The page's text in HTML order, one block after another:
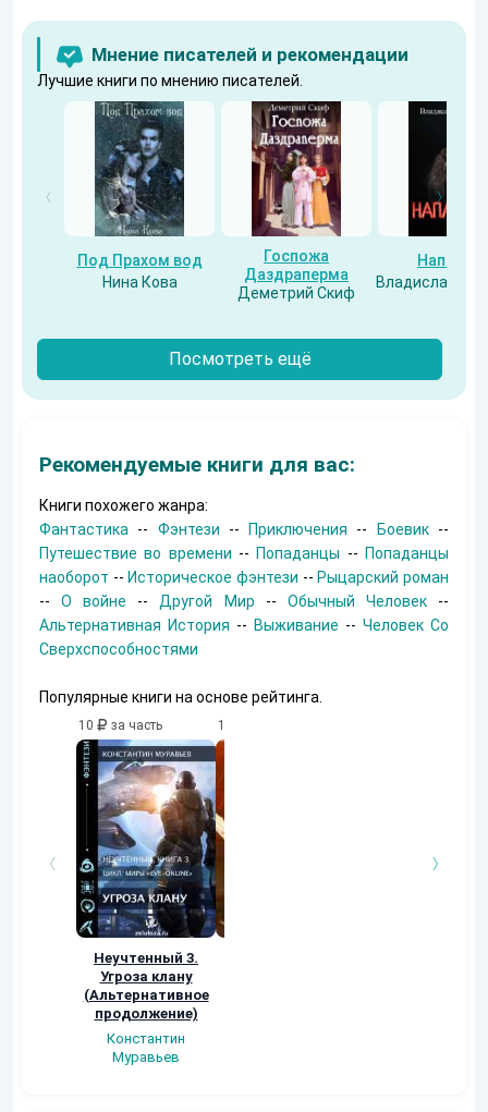
Мнение писателей и рекомендации
Лучшие книги по мнению писателей.
Под Прахом вод
Нина Кова
Госпожа
Даздраперма
Деметрий Скиф
Напарник
Владислав
Посмотреть ещё
Рекомендуемые книги для вас:
Книги похожего жанра:
Фантастика -- Фэнтези -- Приключения -- Боевик--
Путешествие во времени -- Попаданцы -- Попаданцы
наоборот -- Историческое фэнтези -- Рыцарский роман
--О войне -- Другой Мир -- Обычный Человек--
Альтернативная История -- Выживание -- Человек Со
Сверхспособностями
Популярные книги на основе рейтинга.
10 за часть
Неучтенный 3.
Угроза клану
(Альтернативное
продолжение)
Константин
Муравьев
10